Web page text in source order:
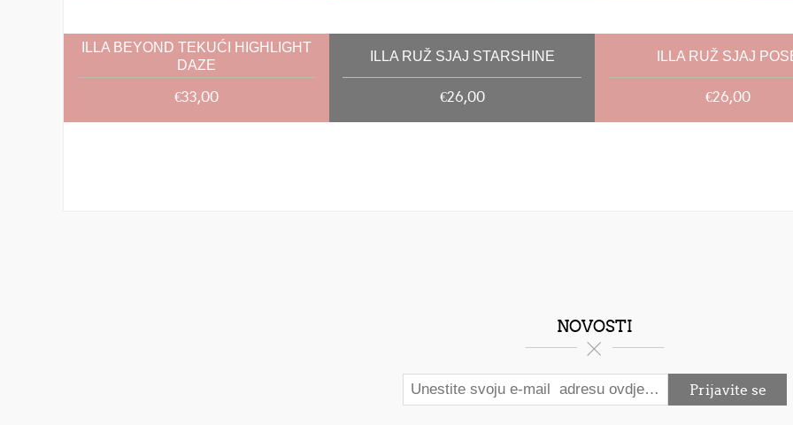
ILLA BEYOND TEKUĆI HIGHLIGHT
DAZE
€33,00
ILLA RUŽ SJAJ STARSHINE
€26,00
ILLA RUŽ SJAJ
€26,00
NOVOSTI